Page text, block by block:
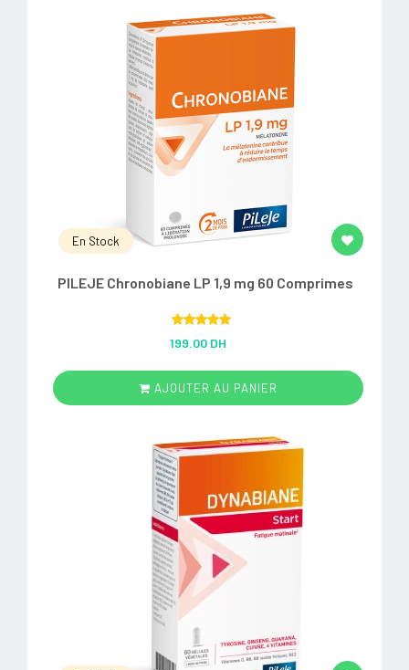
En Stock
PILEJE Chronobiane LP 1,9 mg 60 Comprimes
out of 5
199.00 DH
AJOUTER AU PANIER